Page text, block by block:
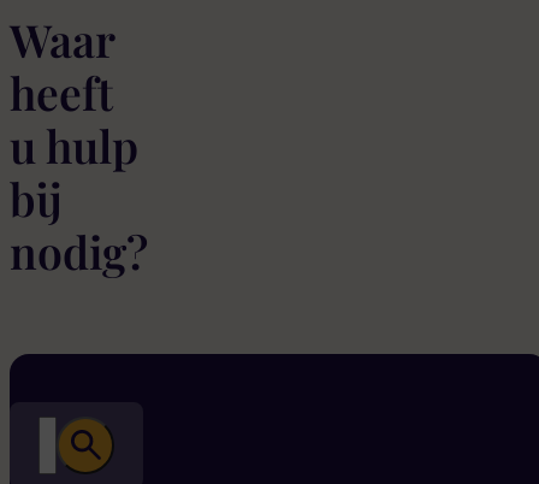
Waar
heeft
u hulp
bij
nodig?
Zoeken door de veelgestelde vragen
zoeken